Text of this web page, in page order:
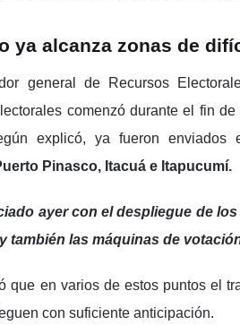
ya alcanza zonas de
general de Recursos
comenzó durante el fin
explicó, ya fueron
Pinasco, Itacuá e Itapucumí.
ayer con el despliegue de
también las máquinas de
que en varios de estos puntos el
con suficiente anticipación.